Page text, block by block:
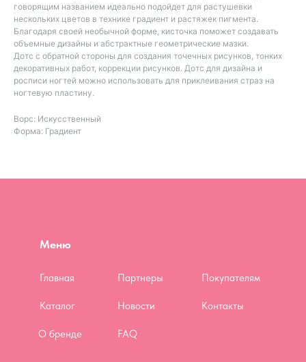
говорящим названием идеально подойдет для растушевки
нескольких цветов в технике градиент и растяжек пигмента.
Благодаря своей необычной форме, кисточка поможет создавать
объемные дизайны и абстрактные геометрические мазки.
Дотс с обратной стороны для создания точечных рисунков, тонких
декоративных работ, коррекции рисунков. Дотс для дизайна и
росписи ногтей можно использовать для приклеивания страз на
ногтевую пластину.
Ворс: Искусственный
Форма: Градиент
Меню
Главная
Каталог
О бренде
Партнеры
Новости Контакты
Покупателям
FAQ